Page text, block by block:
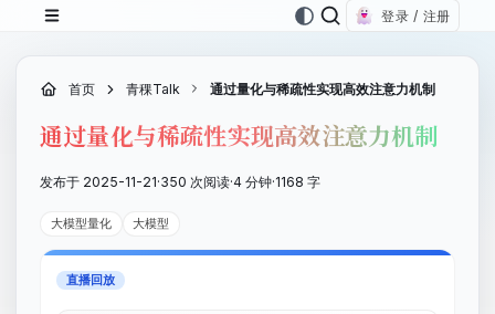
登录 / 注册
首页 青稞Talk 通过量化与稀疏性实现高效注意力机制
通过量化与稀疏性实现高效注意力机制
发布于 2025-11-21·350 次阅读·4 分钟·1168 字
大模型量化 大模型
直播回放